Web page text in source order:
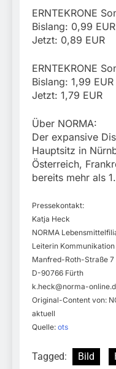
ERNTEKRONE
Bislang: 0,99 EUR
Jetzt: 0,89 EUR
ERNTEKRONE
Bislang: 1,99 EUR
Jetzt: 1,79 EUR
Über NORMA:
Der expansive
Hauptsitz in
Österreich,
bereits mehr als
Pressekontakt:
Katja Heck
NORMA
Leiterin
Manfred-Roth-Straße 7
D-90766 Fürth
k.heck@norma-
Original-Content von:
aktuell
Quelle: ots
Tagged: Bild